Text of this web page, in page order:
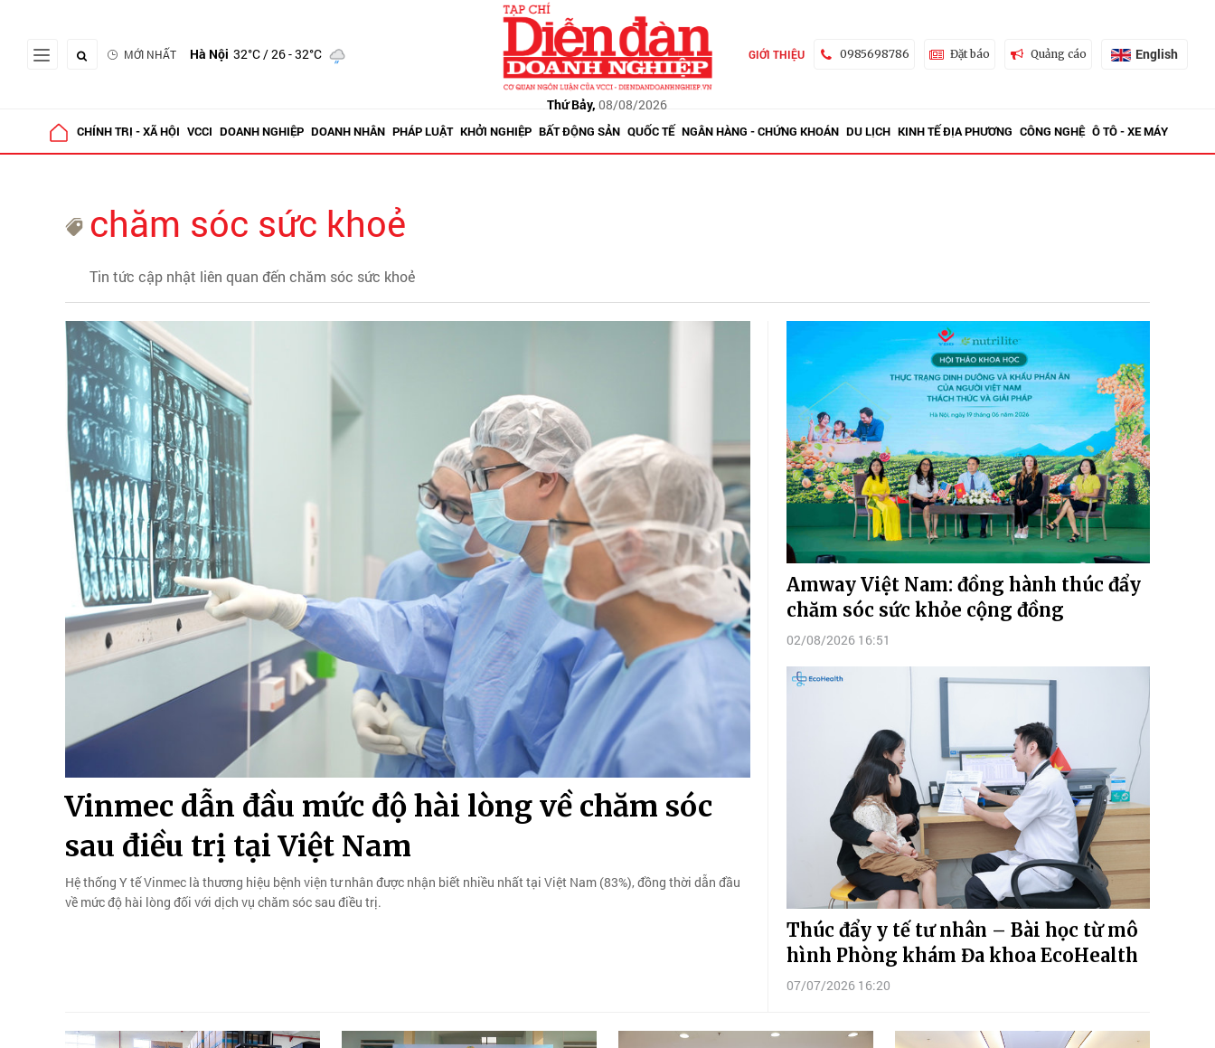
MỚI NHẤT Hà Nội 32°C/ 26 - 32°C
Thứ Bảy, 08/08/2026
GIỚI THIỆU 0985698786 Đặt báo Quảng cáo English
CHÍNH TRỊ - XÃ HỘI VCCI DOANH NGHIỆP DOANH NHÂN PHÁP LUẬT KHỞI NGHIỆP BẤT ĐỘNG SẢN QUỐC TẾ NGÂN HÀNG - CHỨNG KHOÁN DU LỊCH KINH TẾ ĐỊA PHƯƠNG CÔNG NGHỆ Ô TÔ - XE MÁY
chăm sóc sức khoẻ
Tin tức cập nhật liên quan đến chăm sóc sức khoẻ
Vinmec dẫn đầu mức độ hài lòng về chăm sóc
sau điều trị tại Việt Nam
Hệ thống Y tế Vinmec là thương hiệu bệnh viện tư nhân được nhận biết nhiều nhất tại Việt Nam (83%), đồng thời dẫn đầu
về mức độ hài lòng đối với dịch vụ chăm sóc sau điều trị.
Amway Việt Nam: đồng hành thúc đẩy
chăm sóc sức khỏe cộng đồng
02/08/2026 16:51
Thúc đẩy y tế tư nhân – Bài học từ mô
hình Phòng khám Đa khoa EcoHealth
07/07/2026 16:20